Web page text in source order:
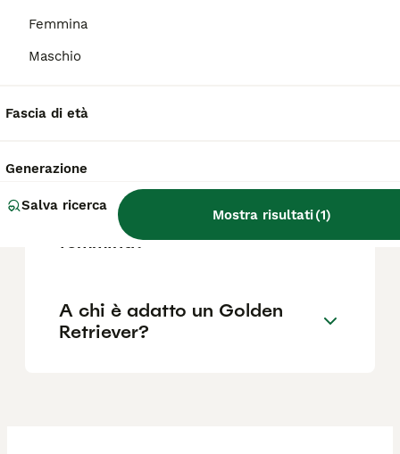
Femmina
Maschio
Fascia di età
Generazione
Salva ricerca
Mostra risultati(1)
Golden Retriever?
Perché prendere un golden
femmina?
A chi è adatto un Golden
Retriever?